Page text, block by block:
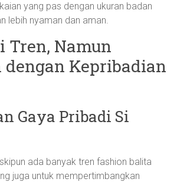
yang pas dengan ukuran badan
lebih nyaman dan aman.
Tren, Namun
dengan Kepribadian
Gaya Pribadi Si
ada banyak tren fashion balita
juga untuk mempertimbangkan